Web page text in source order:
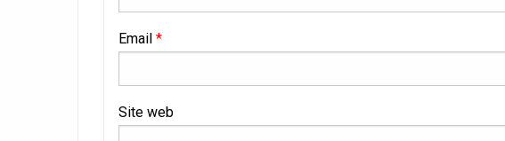
Email *
Site web